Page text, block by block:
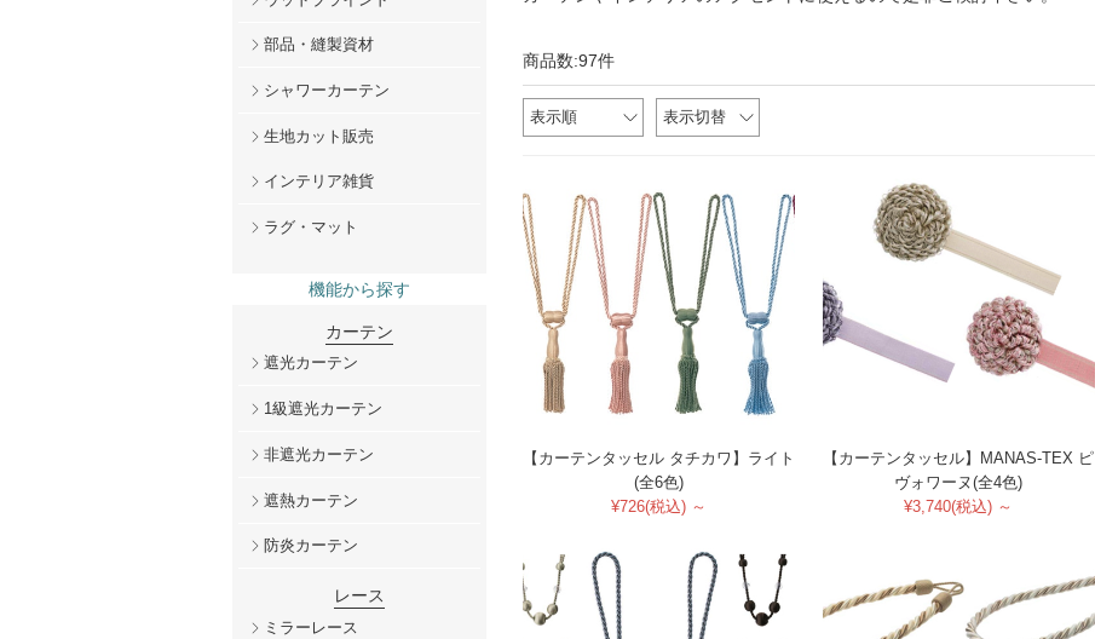
商品数:97件
表示順 表示切替
【カーテンタッセル タチカワ】ライト
(全6色)
¥726(税込) ～
【カーテンタッセル】MANAS-TEX ピ
ヴォワーヌ(全4色)
¥3,740(税込) ～
部品・縫製資材
シャワーカーテン
生地カット販売
インテリア雑貨
ラグ・マット
機能から探す
カーテン
遮光カーテン
1級遮光カーテン
非遮光カーテン
遮熱カーテン
防炎カーテン
レース
ミラーレース